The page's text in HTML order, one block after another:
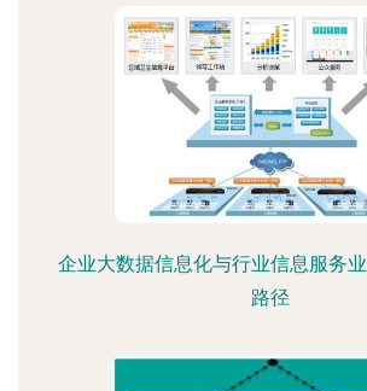
企业大数据信息化与行业信息服务
路径